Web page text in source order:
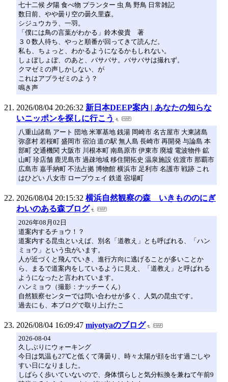
七十二候 夕陽 食べ物 プランター 虫 鳥 野鳥 日常雑記
数日前、やや曇り空の曇久里森。
シジュウカラ、一羽。
「僕には鳥の言葉がわかる」鈴木俊貴 著
３０数人待ち、やっと順番が回ってきて読んだ。
私も、ちょっと、わかるようになるかもしれない。
しょぼしょぼ、のあと、バサバサ。バサバサは撮れず。
クマゼミの声しかしない、が
これはアブラゼミのよう？
鳴き声
2026/08/04 20:26:32 新日本DEEP案内 | あなたの知らな
いニッポンを探しに行こう
八重山諸島 アート 団地 米軍基地 銭湯 岡崎市 名古屋市 大東諸島
弥彦村 若桜町 盛岡市 宿泊 道の駅 無人島 長崎市 再開発 与論島 本
部町 交通機関 大阪市 川根本町 南島原市 伊東市 廃墟 電波物件 鉱
山町 珍店舗 鹿児島市 過疎地域 移住開拓史 温泉施設 佐渡市 那覇市
広島市 嘉手納町 不法占拠 博物館 横浜市 足利市 名護市 戦跡 これ
はひどい 八女市 ロープウェイ 鉄道 宿場町
2026/08/04 20:15:32 横浜自然観察の森 いきもののにぎ
わいのある森ブログ
2026年08月02日
道案内するチョウ！？
道案内する昆虫といえば、別名「道教え」とも呼ばれる、「ハン
ミョウ」という虫がいます。
人が近づくと飛んでいき、進行方向に逃げることが多いことか
ら、まるで道案内をしているように見え、「道教え」と呼ばれる
ようになったと言われています。
ハンミョウ（撮影：ナッチーくん）
自然観察センターでは問い合わせが多く、人気の昆虫です。
過去にも、本ブログで取り上げたこ
2026/08/04 16:09:47 miyotyaのブログ
2026-08-04
久しぶりにウォーキング
今日は気温も27℃と低くて薄曇り、時々太陽が顔を出す過ごしや
すい日になりました。
しばらく歩いていないので、身体慣らしと気分転換を兼ねて午前9